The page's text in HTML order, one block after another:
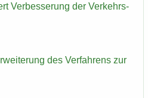
Ver­bes­se­rung der Ver­kehrs­
des Ver­fah­rens zur